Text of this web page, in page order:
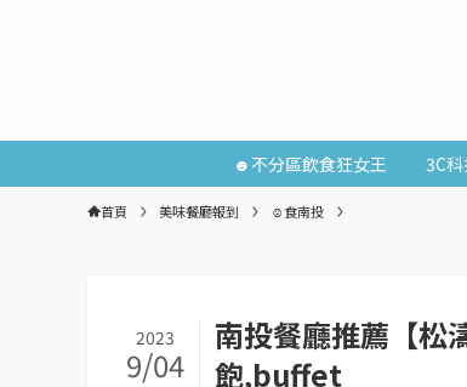
☻不分區飲食狂女王 3C
首頁 美味餐廳報到 ☺食南投
南投餐廳推薦【松
飽,buffet
2023
9/04